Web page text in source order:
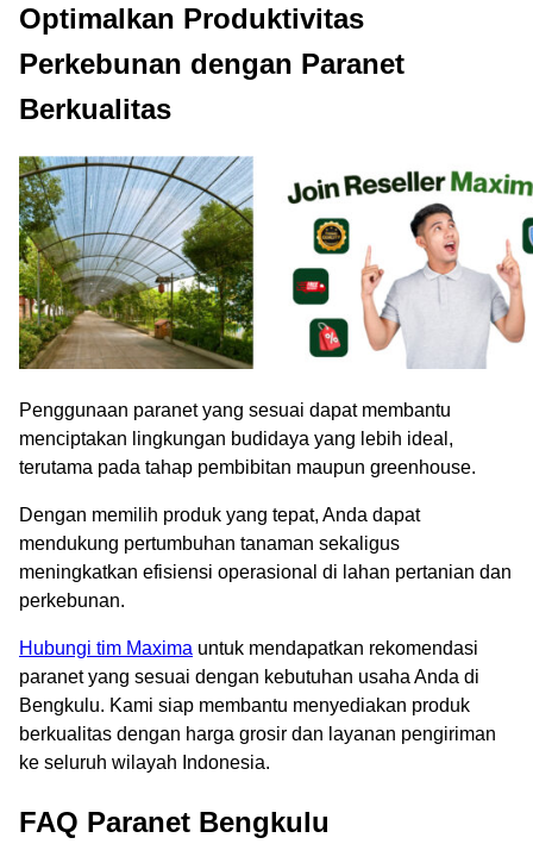
Optimalkan Produktivitas
Perkebunan dengan Paranet
Berkualitas
Penggunaan paranet yang sesuai dapat membantu
menciptakan lingkungan budidaya yang lebih ideal,
terutama pada tahap pembibitan maupun greenhouse.
Dengan memilih produk yang tepat, Anda dapat
mendukung pertumbuhan tanaman sekaligus
meningkatkan efisiensi operasional di lahan pertanian dan
perkebunan.
Hubungi tim Maxima untuk mendapatkan rekomendasi
paranet yang sesuai dengan kebutuhan usaha Anda di
Bengkulu. Kami siap membantu menyediakan produk
berkualitas dengan harga grosir dan layanan pengiriman
ke seluruh wilayah Indonesia.
FAQ Paranet Bengkulu